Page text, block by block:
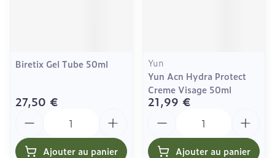
Biretix Gel Tube 50ml
27,50 €
Ajouter au panier
Yun
Yun Acn Hydra Protect
Creme Visage 50ml
21,99 €
Ajouter au panier